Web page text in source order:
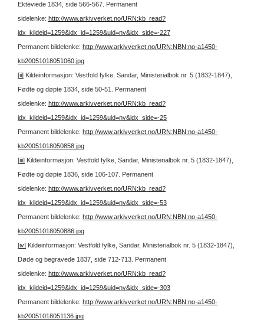
Ekteviede 1834, side 566-567. Permanent
sidelenke: http://www.arkivverket.no/URN:kb_read?
idx_kildeid=1259&idx_id=1259&uid=ny&idx_side=-227
Permanent bildelenke: http://www.arkivverket.no/URN:NBN:no-a1450-
kb20051018051060.jpg
[ii] Kildeinformasjon: Vestfold fylke, Sandar, Ministerialbok nr. 5 (1832-1847),
Fødte og døpte 1834, side 50-51. Permanent
sidelenke: http://www.arkivverket.no/URN:kb_read?
idx_kildeid=1259&idx_id=1259&uid=ny&idx_side=-25
Permanent bildelenke: http://www.arkivverket.no/URN:NBN:no-a1450-
kb20051018050858.jpg
[iii] Kildeinformasjon: Vestfold fylke, Sandar, Ministerialbok nr. 5 (1832-1847),
Fødte og døpte 1836, side 106-107. Permanent
sidelenke: http://www.arkivverket.no/URN:kb_read?
idx_kildeid=1259&idx_id=1259&uid=ny&idx_side=-53
Permanent bildelenke: http://www.arkivverket.no/URN:NBN:no-a1450-
kb20051018050886.jpg
[iv] Kildeinformasjon: Vestfold fylke, Sandar, Ministerialbok nr. 5 (1832-1847),
Døde og begravede 1837, side 712-713. Permanent
sidelenke: http://www.arkivverket.no/URN:kb_read?
idx_kildeid=1259&idx_id=1259&uid=ny&idx_side=-303
Permanent bildelenke: http://www.arkivverket.no/URN:NBN:no-a1450-
kb20051018051136.jpg